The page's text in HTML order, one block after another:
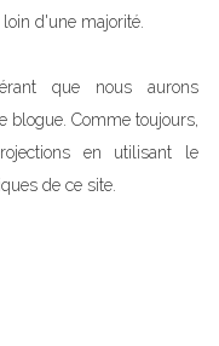
d'une majorité.
que nous aurons
blogue. Comme toujours,
en utilisant le
de ce site.